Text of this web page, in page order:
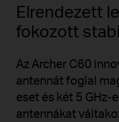
Elrendezett
fokozott
Az Archer C60
antennát foglal
eset és két 5 GHz-
antennákat